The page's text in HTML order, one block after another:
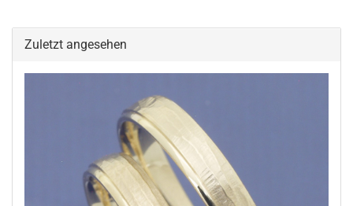
Zuletzt angesehen